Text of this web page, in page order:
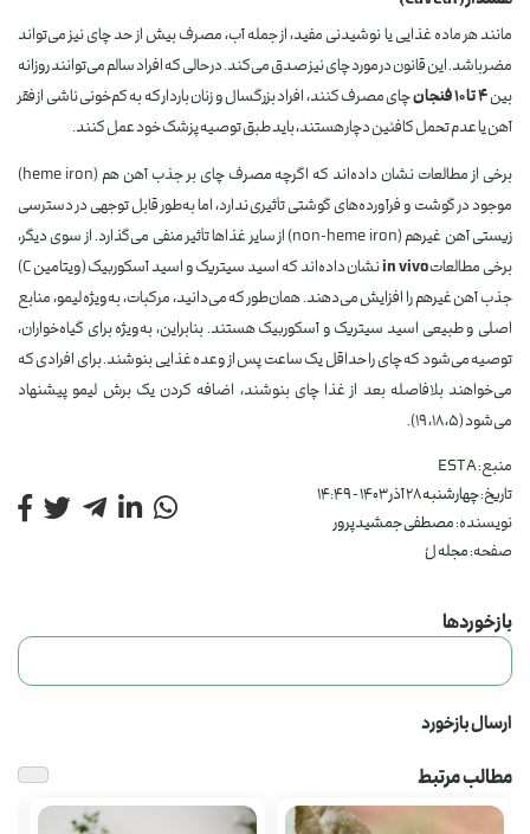
مانند هر ماده غذایی یا نوشیدنی مفید، از جمله آب، مصرف بیش از حد چای نیز می‌تواند
مضر باشد. این قانون در مورد چای نیز صدق می‌کند. در حالی که افراد سالم می‌توانند روزانه
بین۴ تا ۱۰ فنجان
چای مصرف کنند، افراد بزرگسال و زنان باردار که به کم‌خونی ناشی از فقر
آهن یا عدم تحمل کافئین دچار هستند، باید طبق توصیه پزشک خود عمل کنند.
برخی از مطالعات نشان داده‌اند که اگرچه مصرف چای بر جذب آهن هم (heme iron)
موجود در گوشت و فرآورده‌های گوشتی تأثیری ندارد، اما به‌طور قابل توجهی در دسترسی
زیستی آهن غیرهم (non-heme iron) از سایر غذاها تأثیر منفی می‌گذارد. از سوی دیگر،
برخی مطالعاتin vivo
نشان داده‌اند که اسید سیتریک و اسید آسکوربیک (ویتامین C)
جذب آهن غیرهم را افزایش می‌دهند. همان‌طور که می‌دانید، مرکبات، به‌ویژه لیمو، منابع
اصلی و طبیعی اسید سیتریک و آسکوربیک هستند. بنابراین، به‌ویژه برای گیاه‌خواران،
توصیه می‌شود که چای را حداقل یک ساعت پس از وعده غذایی بنوشند. برای افرادی که
می‌خواهند بلافاصله بعد از غذا چای بنوشند، اضافه کردن یک برش لیمو پیشنهاد
می‌شود (۵، ۱۸، ۱۹).
منبع:ESTA
تاریخ:چهارشنبه 28 آذر 1403 - 14:49
نویسنده:مصطفی جمشیدپرور
صفحه:مجله لُ
بازخوردها
ارسال بازخورد
مطالب مرتبط